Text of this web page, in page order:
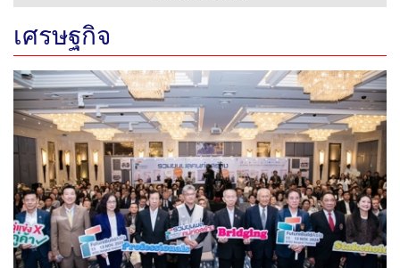
‘FutureBuild Asia 2026’ "รวมขุนพลคนก่อสร้าง" ขนคอน
เทนต์-นิทรรศการเชื่อมระบบนิเวศอุตสาหกรรมก่อสร้าง
MEA ติดตั้งเสาเหล็ก Monopole 58 ต้น ยกระดับ
ความมั่นคงระบบไฟฟ้าถนนฉลองกรุง